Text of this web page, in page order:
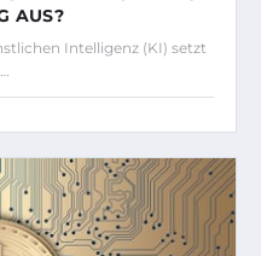
AUS?
Intelligenz (KI) setzt